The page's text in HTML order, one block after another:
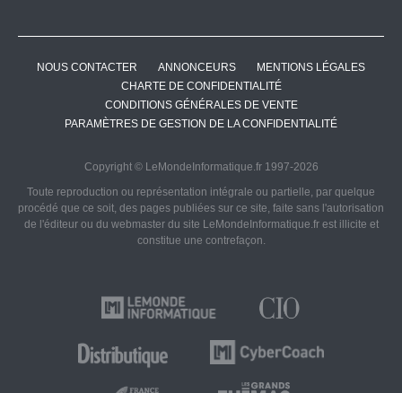
NOUS CONTACTER ANNONCEURS
MENTIONS LÉGALES
CHARTE DE CONFIDENTIALITÉ
CONDITIONS GÉNÉRALES DE VENTE
PARAMÈTRES DE GESTION DE LA CONFIDENTIALITÉ
Copyright © LeMondeInformatique.fr 1997-2026
Toute reproduction ou représentation intégrale ou partielle, par quelque
procédé que ce soit, des pages publiées sur ce site, faite sans l'autorisation
de l'éditeur ou du webmaster du site LeMondeInformatique.fr est illicite et
constitue une contrefaçon.